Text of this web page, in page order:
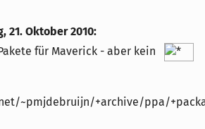
21. Oktober 2010:
für Maverick - aber kein
~pmjdebruijn/+archive/ppa/